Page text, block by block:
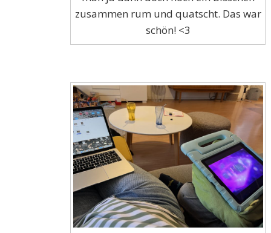
zusammen rum und quatscht. Das war
schön! <3